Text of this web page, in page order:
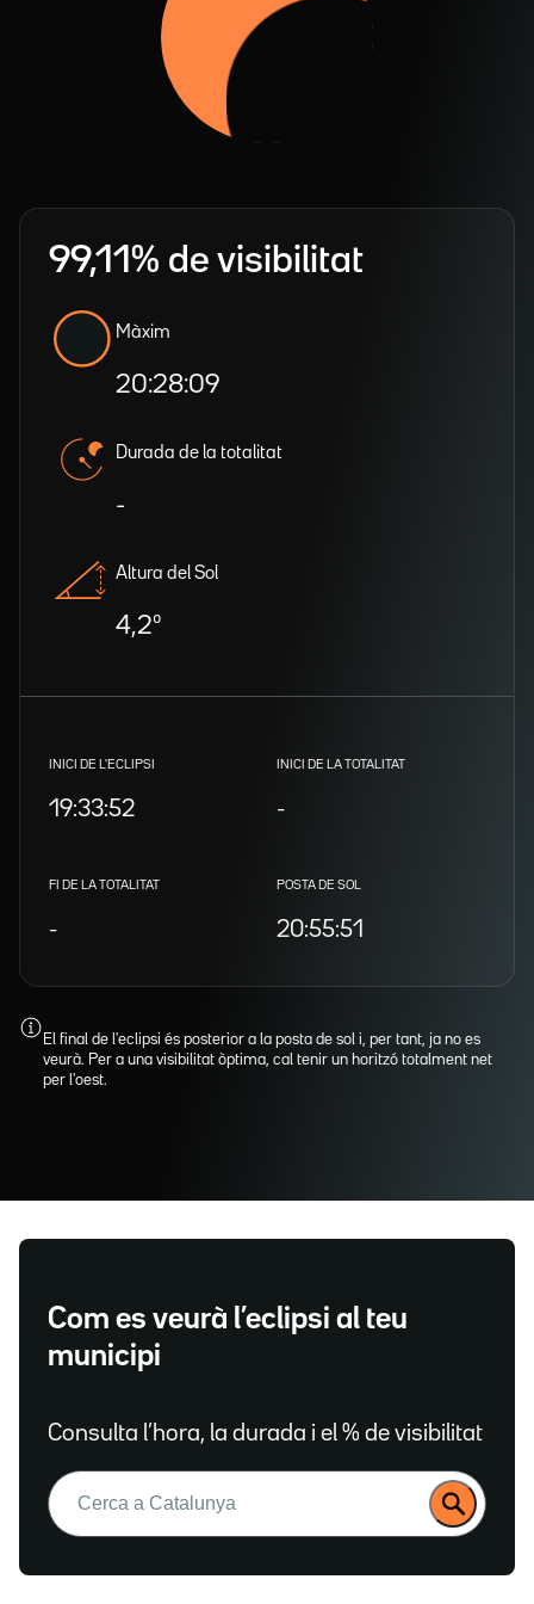
99,11% de visibilitat
Màxim
20:28:09
Durada de la totalitat
-
Altura del Sol
4,2º
INICI DE L'ECLIPSI
19:33:52
INICI DE LA TOTALITAT
-
FI DE LA TOTALITAT
-
POSTA DE SOL
20:55:51
El final de l'eclipsi és posterior a la posta de sol i, per tant, ja no es
veurà. Per a una visibilitat òptima, cal tenir un horitzó totalment net
per l'oest.
Com es veurà l’eclipsi al teu
municipi
Consulta l’hora, la durada i el % de visibilitat
Buscar: